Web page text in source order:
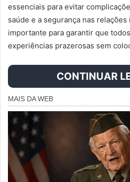
essenciais para evitar
saúde e a segurança nas
importante para garantir que
experiências prazerosas sem
CONTINUAR